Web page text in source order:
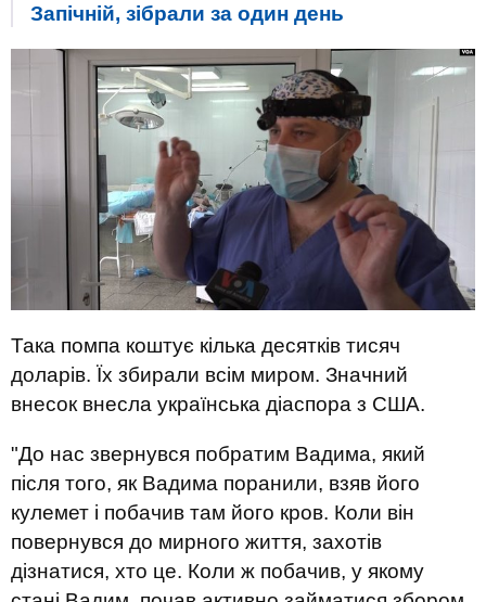
Запічній, зібрали за один день
Така помпа коштує кілька десятків тисяч
доларів. Їх збирали всім миром. Значний
внесок внесла українська діаспора з США.
"До нас звернувся побратим Вадима, який
після того, як Вадима поранили, взяв його
кулемет і побачив там його кров. Коли він
повернувся до мирного життя, захотів
дізнатися, хто це. Коли ж побачив, у якому